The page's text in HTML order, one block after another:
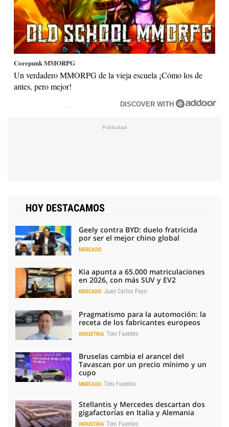
Corepunk MMORPG
Un verdadero MMORPG de la vieja escuela ¡Cómo los de
antes, pero mejor!
DISCOVER WITH
HOY DESTACAMOS
Geely contra BYD: duelo fratricida
por ser el mejor chino global
MERCADO
Kia apunta a 65.000 matriculaciones
en 2026, con más SUV y EV2
MERCADO Juan Carlos Payo
Pragmatismo para la automoción: la
receta de los fabricantes europeos
INDUSTRIA Toni Fuentes
Bruselas cambia el arancel del
Tavascan por un precio mínimo y un
cupo
MERCADO Toni Fuentes
Stellantis y Mercedes descartan dos
gigafactorías en Italia y Alemania
INDUSTRIA Toni Fuentes